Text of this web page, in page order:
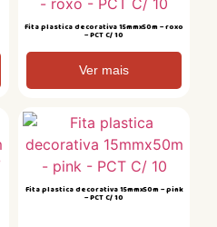
Fita plastica decorativa 15mmx50m – roxo
– PCT C/ 10
Ver mais
Fita plastica decorativa 15mmx50m – pink
– PCT C/ 10